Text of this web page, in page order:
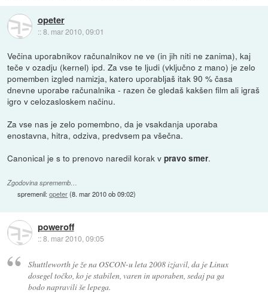
opeter
::8. mar 2010, 09:01
Večina uporabnikov računalnikov ne ve (in jih niti ne zanima), kaj
teče v ozadju (kernel) ipd. Za vse te ljudi (vključno z mano) je zelo
pomemben izgled namizja, katero uporabljaš itak 90 % časa
dnevne uporabe računalnika - razen če gledaš kakšen film ali igraš
igro v celozasloskem načinu.
Za vse nas je zelo pomembno, da je vsakdanja uporaba
enostavna, hitra, odziva, predvsem pa všečna.
Canonical je s to prenovo naredil korak vpravo smer.
Zgodovina sprememb…
spremenil:opeter(8. mar 2010 ob 09:02)
poweroff
::8. mar 2010, 09:05
Shuttleworth je že na OSCON-u leta 2008 izjavil, da je Linux
dosegel točko, ko je stabilen, varen in uporaben, sedaj pa ga
bodo napravili še lepega.